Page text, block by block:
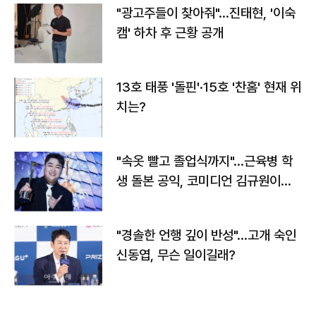
"광고주들이 찾아줘"…진태현, '이숙
캠' 하차 후 근황 공개
13호 태풍 '돌핀'·15호 '찬홈' 현재 위
치는?
"속옷 빨고 졸업식까지"…근육병 학
생 돌본 공익, 코미디언 김규원이었
"경솔한 언행 깊이 반성"…고개 숙인
신동엽, 무슨 일이길래?